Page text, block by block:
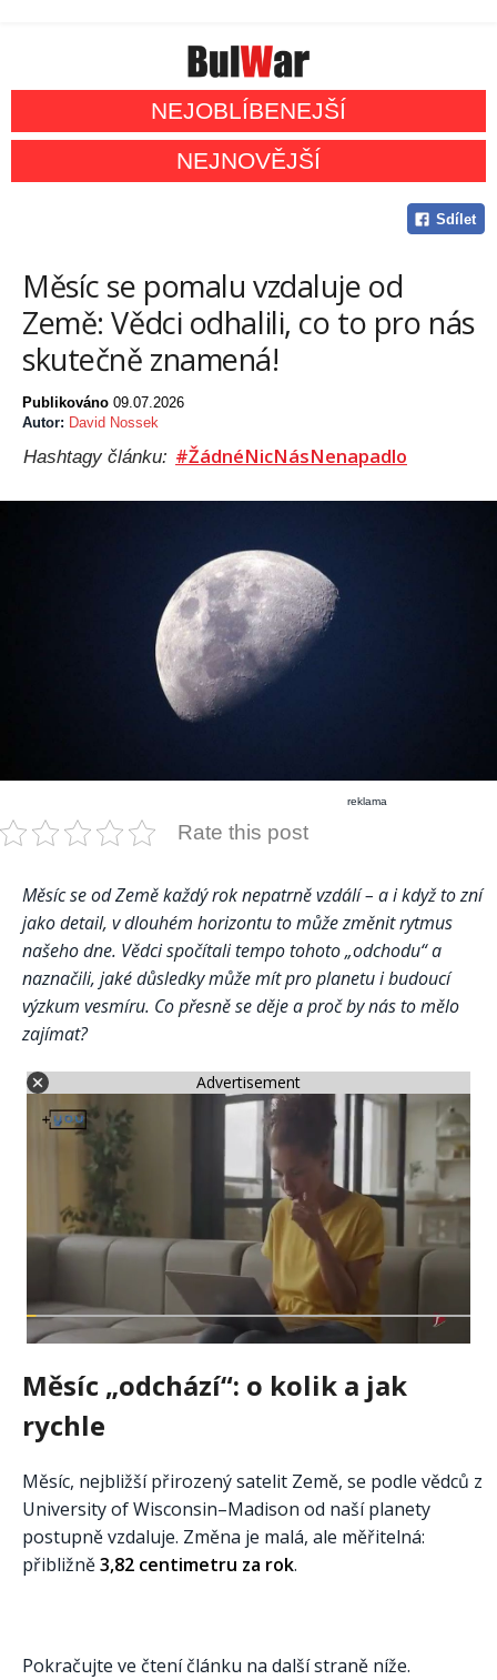
NEJOBLÍBENEJŠÍ
NEJNOVĚJŠÍ
Sdílet
Měsíc se pomalu vzdaluje od
Země: Vědci odhalili, co to pro nás
skutečně znamená!
Publikováno 09.07.2026
Autor: David Nossek
Hashtagy článku: #ŽádnéNicNásNenapadlo
reklama
Rate this post
Měsíc se od Země každý rok nepatrně vzdálí – a i když to zní
jako detail, v dlouhém horizontu to může změnit rytmus
našeho dne. Vědci spočítali tempo tohoto „odchodu“ a
naznačili, jaké důsledky může mít pro planetu i budoucí
výzkum vesmíru. Co přesně se děje a proč by nás to mělo
zajímat?
Advertisement
Měsíc „odchází“: o kolik a jak
rychle
Měsíc, nejbližší přirozený satelit Země, se podle vědců z
University of Wisconsin–Madison od naší planety
postupně vzdaluje. Změna je malá, ale měřitelná:
přibližně3,82 centimetru za rok.
Pokračujte ve čtení článku na další straně níže.